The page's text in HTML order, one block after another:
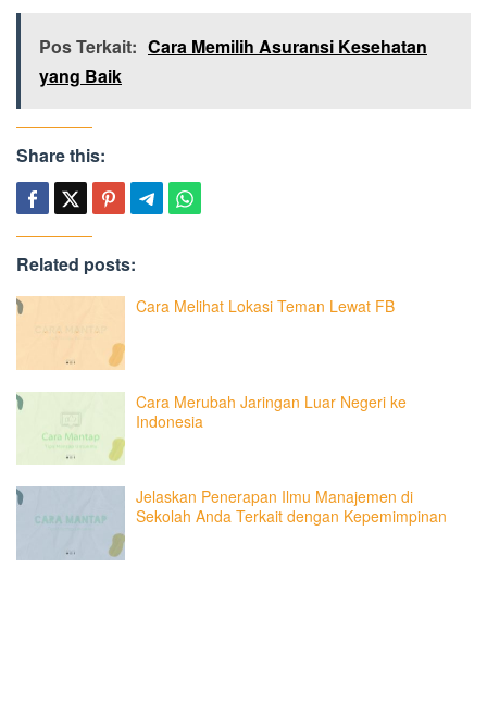
Pos Terkait: Cara Memilih Asuransi Kesehatan
yang Baik
Share this:
Related posts:
Cara Melihat Lokasi Teman Lewat FB
Cara Merubah Jaringan Luar Negeri ke
Indonesia
Jelaskan Penerapan Ilmu Manajemen di
Sekolah Anda Terkait dengan Kepemimpinan